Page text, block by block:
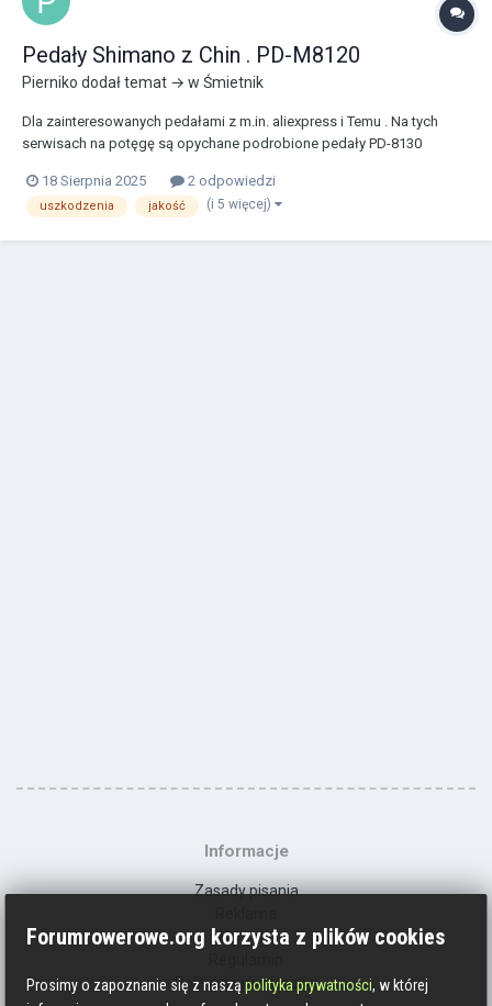
Pedały Shimano z Chin . PD-M8120
Pierniko dodał temat → w Śmietnik
Dla zainteresowanych pedałami z m.in. aliexpress i Temu . Na tych
serwisach na potęgę są opychane podrobione pedały PD-8130
chcieliby się wpierdzielic w taki zakup pisze jak jest z nimi po 5k km .
Pedały jedzone w górach. Z dość "...
18 Sierpnia 2025 2 odpowiedzi
uszkodzenia jakość (i 5 więcej)
Informacje
Zasady pisania
Kontakt
Polityka prywatności
Forumrowerowe.org korzysta z plików cookies
Prosimy o zapoznanie się z nasząpolityka prywatności, w której